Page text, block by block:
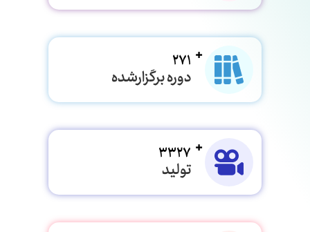
271
دوره برگزارشده
3327
تولید